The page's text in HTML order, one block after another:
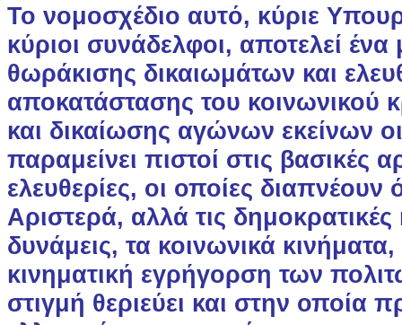
Το νομοσχέδιο αυτό, κύριε
κύριοι συνάδελφοι, αποτελεί ένα
θωράκισης δικαιωμάτων και
αποκατάστασης του κοινωνικού
και δικαίωσης αγώνων εκείνων
παραμείνει πιστοί στις βασικές
ελευθερίες, οι οποίες διαπνέουν
Αριστερά, αλλά τις δημοκρατικές
δυνάμεις, τα κοινωνικά
κινηματική εγρήγορση των
στιγμή θεριεύει και στην οποία